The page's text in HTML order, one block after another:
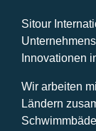
Sitour
Innovationen
Wir arbeiten
Ländern